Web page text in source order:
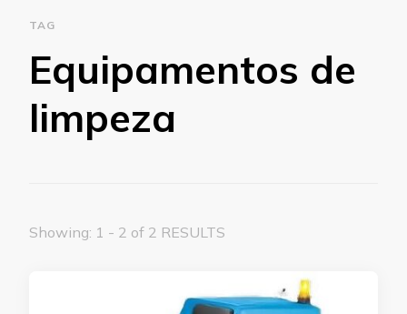
TAG
Equipamentos de
limpeza
Showing: 1 - 2 of 2 RESULTS